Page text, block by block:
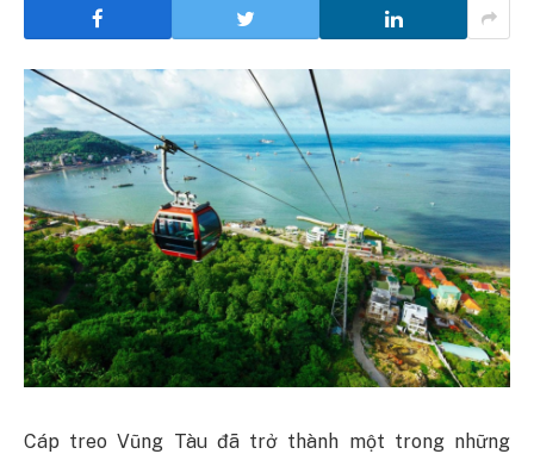
Cáp treo Vũng Tàu đã trở thành một trong những